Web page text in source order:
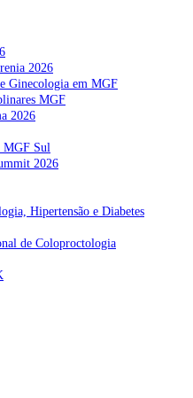
da gravidez de
clarificação dos incentivos a
10 de Agosto, 2026
aos cheques psicólogo e
endoscópica do ouvido com
Agosto, 2026
sobre eventual gestão
2026
Ginecologia em MGF
MGF
2026
MGF Sul
2026
Hipertensão e Diabetes
de Coloproctologia